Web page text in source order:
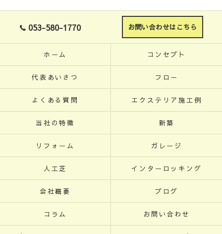
053-580-1770 お問い合わせはこちら
ホーム コンセプト
代表あいさつ フロー
よくある質問 エクステリア施工例
当社の特徴 新築
リフォーム ガレージ
人工芝 インターロッキング
会社概要 ブログ
コラム お問い合わせ